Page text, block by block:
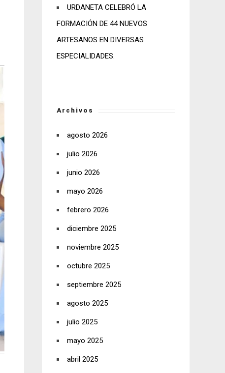
URDANETA CELEBRÓ LA
FORMACIÓN DE 44 NUEVOS
ARTESANOS EN DIVERSAS
ESPECIALIDADES.
Archivos
agosto 2026
julio 2026
junio 2026
mayo 2026
febrero 2026
diciembre 2025
noviembre 2025
octubre 2025
septiembre 2025
agosto 2025
julio 2025
mayo 2025
abril 2025